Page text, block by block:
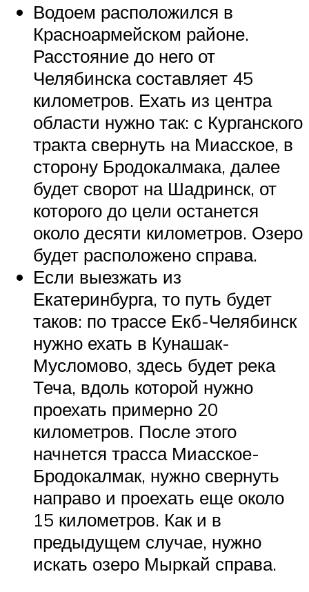
Водоем расположился в
Красноармейском районе.
Расстояние до него от
Челябинска составляет 45
километров. Ехать из центра
области нужно так: с Курганского
тракта свернуть на Миасское, в
сторону Бродокалмака, далее
будет сворот на Шадринск, от
которого до цели останется
около десяти километров. Озеро
будет расположено справа.
Если выезжать из
Екатеринбурга, то путь будет
таков: по трассе Екб-Челябинск
нужно ехать в Кунашак-
Мусломово, здесь будет река
Теча, вдоль которой нужно
проехать примерно 20
километров. После этого
начнется трасса Миасское-
Бродокалмак, нужно свернуть
направо и проехать еще около
15 километров. Как и в
предыдущем случае, нужно
искать озеро Мыркай справа.